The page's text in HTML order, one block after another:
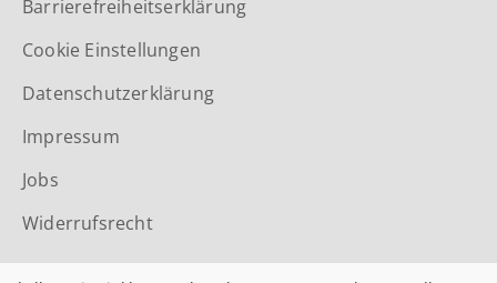
Barrierefreiheitserklärung
Cookie Einstellungen
Datenschutzerklärung
Impressum
Jobs
Widerrufsrecht